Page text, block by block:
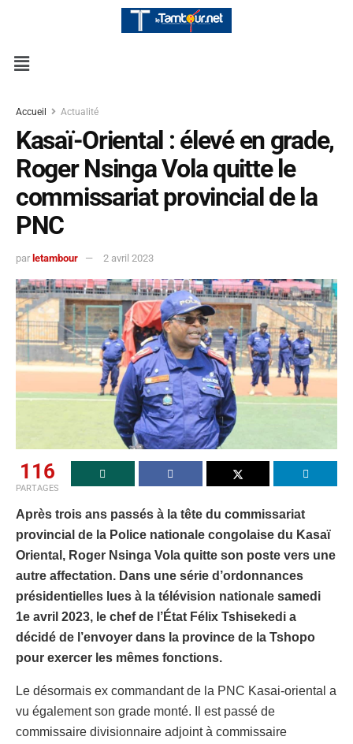
Accueil Actualité
Kasaï-Oriental : élevé en grade,
Roger Nsinga Vola quitte le
commissariat provincial de la
PNC
par letambour 2 avril 2023
116
PARTAGES
Après trois ans passés à la tête du commissariat
provincial de la Police nationale congolaise du Kasaï
Oriental, Roger Nsinga Vola quitte son poste vers une
autre affectation. Dans une série d’ordonnances
présidentielles lues à la télévision nationale samedi
1e avril 2023, le chef de l’État Félix Tshisekedi a
décidé de l’envoyer dans la province de la Tshopo
pour exercer les mêmes fonctions.
Le désormais ex commandant de la PNC Kasai-oriental a
vu également son grade monté. Il est passé de
commissaire divisionnaire adjoint à commissaire